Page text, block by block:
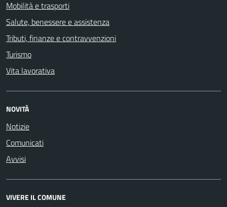
Mobilità e trasporti
Salute, benessere e assistenza
Tributi, finanze e contravvenzioni
Turismo
Vita lavorativa
NOVITÀ
Notizie
Comunicati
Avvisi
VIVERE IL COMUNE